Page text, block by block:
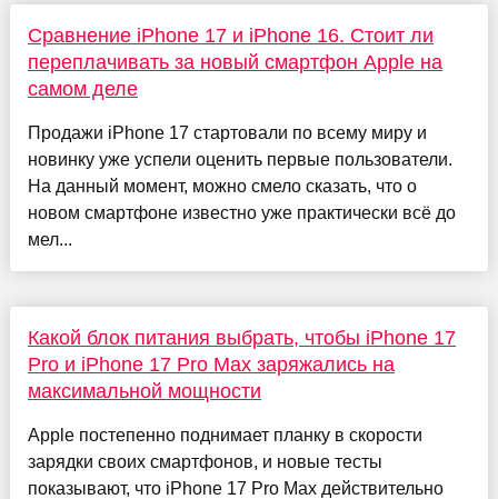
Сравнение iPhone 17 и iPhone 16. Стоит ли
переплачивать за новый смартфон Apple на
самом деле
Продажи iPhone 17 стартовали по всему миру и
новинку уже успели оценить первые пользователи.
На данный момент, можно смело сказать, что о
новом смартфоне известно уже практически всё до
мел...
Какой блок питания выбрать, чтобы iPhone 17
Pro и iPhone 17 Pro Max заряжались на
максимальной мощности
Apple постепенно поднимает планку в скорости
зарядки своих смартфонов, и новые тесты
показывают, что iPhone 17 Pro Max действительно